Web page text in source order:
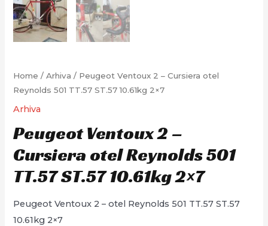
Home /Arhiva / Peugeot Ventoux 2 – Cursiera otel
Reynolds 501 TT.57 ST.57 10.61kg 2×7
Arhiva
Peugeot Ventoux 2 –
Cursiera otel Reynolds 501
TT.57 ST.57 10.61kg 2×7
Peugeot Ventoux 2 – otel Reynolds 501 TT.57 ST.57
10.61kg 2×7